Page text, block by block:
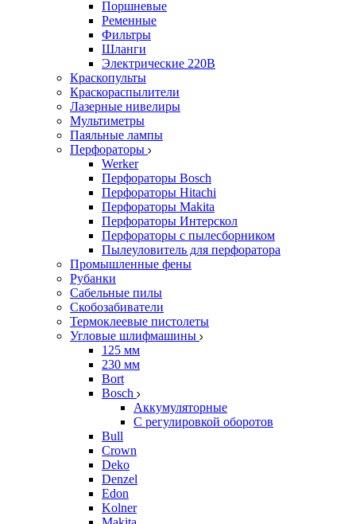
Поршневые
Ременные
Фильтры
Шланги
Электрические 220В
Краскопульты
Краскораспылители
Лазерные нивелиры
Мультиметры
Паяльные лампы
Перфораторы
Werker
Перфораторы Bosch
Перфораторы Hitachi
Перфораторы Makita
Перфораторы Интерскол
Перфораторы с пылесборником
Пылеуловитель для перфоратора
Промышленные фены
Рубанки
Сабельные пилы
Скобозабиватели
Термоклеевые пистолеты
Угловые шлифмашины
125 мм
230 мм
Bort
Bosch
Аккумуляторные
С регулировкой оборотов
Bull
Crown
Deko
Denzel
Edon
Kolner